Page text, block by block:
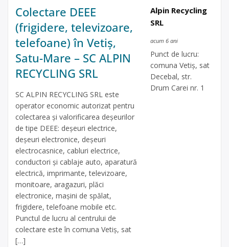
Colectare DEEE
(frigidere, televizoare,
telefoane) în Vetiș,
Satu-Mare – SC ALPIN
RECYCLING SRL
SC ALPIN RECYCLING SRL este
operator economic autorizat pentru
colectarea și valorificarea deșeurilor
de tipe DEEE: deșeuri electrice,
deșeuri electronice, deșeuri
electrocasnice, cabluri electrice,
conductori și cablaje auto, aparatură
electrică, imprimante, televizoare,
monitoare, aragazuri, plăci
electronice, mașini de spălat,
frigidere, telefoane mobile etc.
Punctul de lucru al centrului de
colectare este în comuna Vetiș, sat
[…]
Alpin Recycling
SRL
acum 6 ani
Punct de lucru:
comuna Vetiș, sat
Decebal, str.
Drum Carei nr. 1